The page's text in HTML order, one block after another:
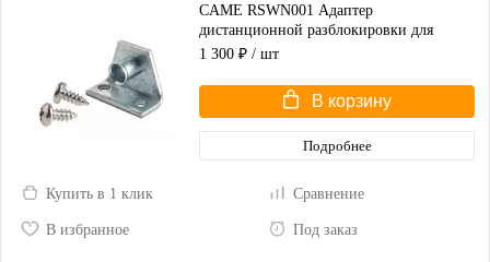
CAME RSWN001 Адаптер
дистанционной разблокировки для
распашных ворот
1 300 ₽ / шт
В корзину
Подробнее
Купить в 1 клик Сравнение
В избранное Под заказ